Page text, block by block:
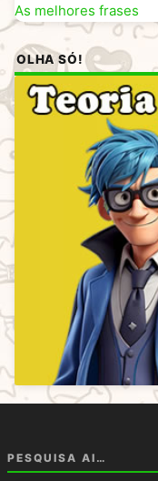
As melhores frases
OLHA SÓ!
PESQUISA AI…